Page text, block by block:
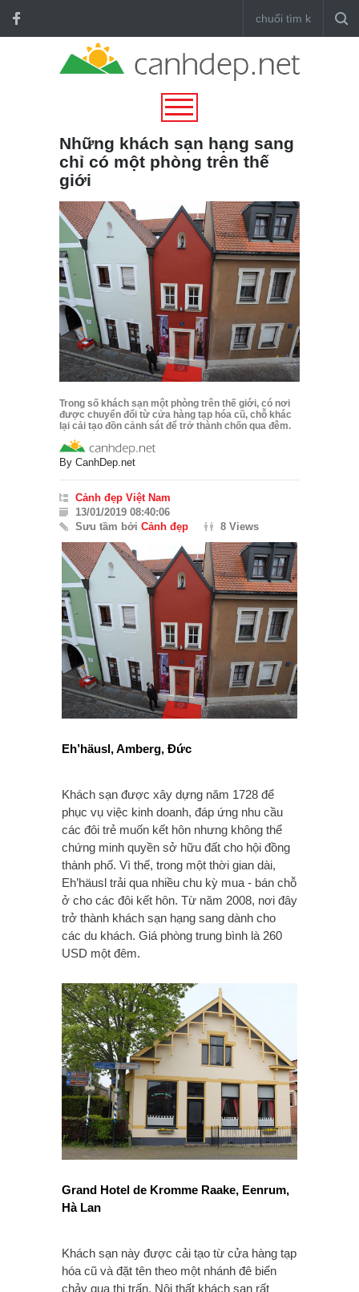
Những khách sạn hạng sang
chỉ có một phòng trên thế
giới
Trong số khách sạn một phòng trên thế giới, có nơi
được chuyển đổi từ cửa hàng tạp hóa cũ, chỗ khác
lại cải tạo đồn cảnh sát để trở thành chốn qua đêm.
By CanhDep.net
Cảnh đẹp Việt Nam
13/01/2019 08:40:06
Sưu tầm bởi Cảnh đẹp 8 Views
Eh’häusl, Amberg, Đức
Khách sạn được xây dựng năm 1728 để
phục vụ việc kinh doanh, đáp ứng nhu cầu
các đôi trẻ muốn kết hôn nhưng không thể
chứng minh quyền sở hữu đất cho hội đồng
thành phố. Vì thế, trong một thời gian dài,
Eh’häusl trải qua nhiều chu kỳ mua - bán chỗ
ở cho các đôi kết hôn. Từ năm 2008, nơi đây
trở thành khách sạn hạng sang dành cho
các du khách. Giá phòng trung bình là 260
USD một đêm.
Grand Hotel de Kromme Raake, Eenrum,
Hà Lan
Khách sạn này được cải tạo từ cửa hàng tạp
hóa cũ và đặt tên theo một nhánh đê biển
chảy qua thị trấn. Nội thất khách sạn rất